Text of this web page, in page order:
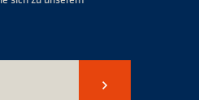
Senden